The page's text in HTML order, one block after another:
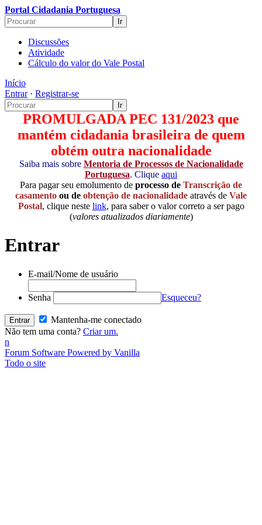
Portal Cidadania Portuguesa
Discussões
Atividade
Cálculo do valor do Vale Postal
Início
Entrar · Registrar-se
PROMULGADA PEC 131/2023 que
mantém cidadania brasileira de quem
obtém outra nacionalidade
Saiba mais sobre Mentoria de Processos de Nacionalidade
Portuguesa. Clique aqui
Para pagar seu emolumento de processo de Transcrição de
casamento ou de obtenção de nacionalidade através de Vale
Postal, clique neste link, para saber o valor correto a ser pago
(valores atualizados diariamente)
Entrar
E-mail/Nome de usuário
Senha Esqueceu?
Mantenha-me conectado
Não tem uma conta? Criar um.
n
Forum Software Powered by Vanilla
Todo o site